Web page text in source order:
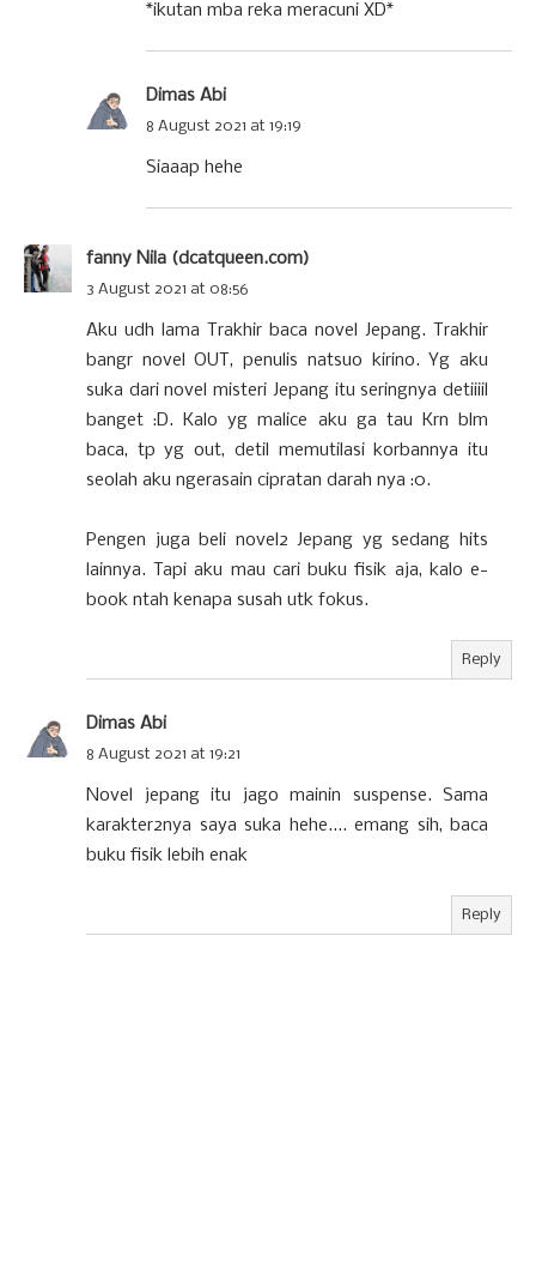
*ikutan mba reka meracuni XD*
Dimas Abi
8 August 2021 at 19:19
Siaaap hehe
fanny Nila (dcatqueen.com)
3 August 2021 at 08:56
Aku udh lama Trakhir baca novel Jepang. Trakhir
bangr novel OUT, penulis natsuo kirino. Yg aku
suka dari novel misteri Jepang itu seringnya detiiiil
banget :D. Kalo yg malice aku ga tau Krn blm
baca, tp yg out, detil memutilasi korbannya itu
seolah aku ngerasain cipratan darah nya :0.
Pengen juga beli novel2 Jepang yg sedang hits
lainnya. Tapi aku mau cari buku fisik aja, kalo e-
book ntah kenapa susah utk fokus.
Reply
Dimas Abi
8 August 2021 at 19:21
Novel jepang itu jago mainin suspense. Sama
karakter2nya saya suka hehe.... emang sih, baca
buku fisik lebih enak
Reply